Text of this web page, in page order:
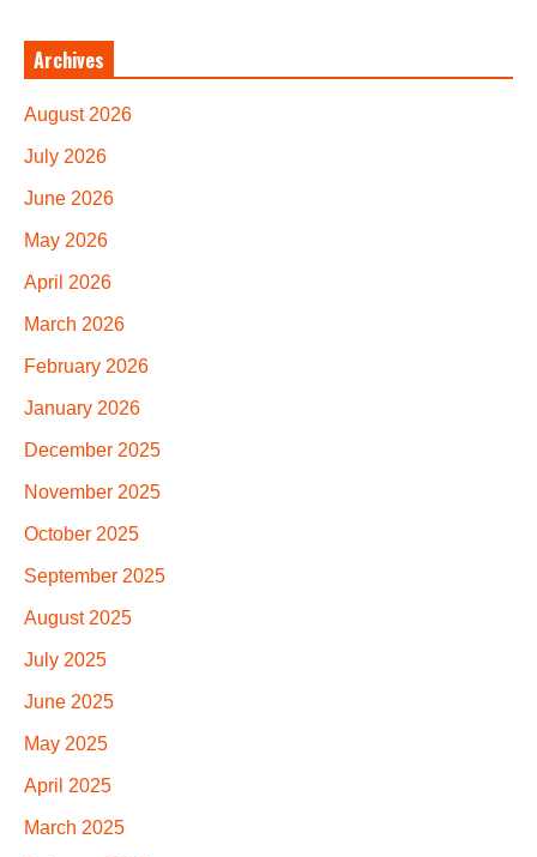
Archives
August 2026
July 2026
June 2026
May 2026
April 2026
March 2026
February 2026
January 2026
December 2025
November 2025
October 2025
September 2025
August 2025
July 2025
June 2025
May 2025
April 2025
March 2025